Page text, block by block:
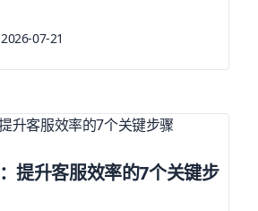
2026-07-21
提升客服效率的7个关键步